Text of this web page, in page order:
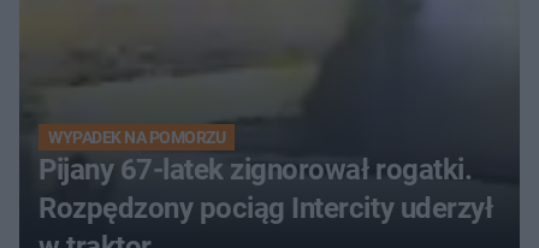
WYPADEK NA POMORZU
Pijany 67-latek zignorował rogatki.
Rozpędzony pociąg Intercity uderzył